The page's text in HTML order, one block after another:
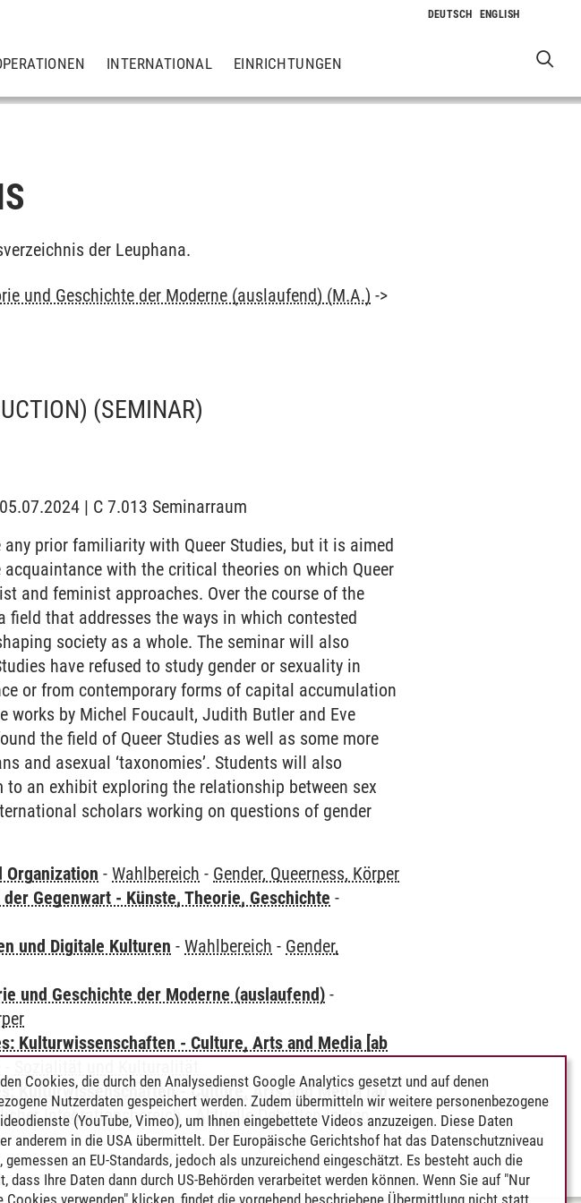
INTERNATIONAL EINRICHTUNGEN
der Leuphana.
und Geschichte der Moderne (auslaufend) (M.A.) ->
(SEMINAR)
| C 7.013 Seminarraum
prior familiarity with Queer Studies, but it is aimed
with the critical theories on which Queer
and feminist approaches. Over the course of the
field that addresses the ways in which contested
society as a whole. The seminar will also
have refused to study gender or sexuality in
or from contemporary forms of capital accumulation
by Michel Foucault, Judith Butler and Eve
the field of Queer Studies as well as some more
and asexual ‘taxonomies’. Students will also
an exhibit exploring the relationship between sex
scholars working on questions of gender
Organization -Wahlbereich - Gender, Queerness, Körper
Gegenwart - Künste, Theorie, Geschichte -
und Digitale Kulturen -Wahlbereich - Gender,
und Geschichte der Moderne (auslaufend) -
Kulturwissenschaften - Culture, Arts and Media [ab
Kulturwissenschaften - Culture, Arts and Media [ab
Integrationsbereich -Aktuelle Debatten in den
Cookies, die durch den Analysedienst Google Analytics gesetzt und auf denen
Nutzerdaten gespeichert werden. Zudem übermitteln wir weitere personenbezogene
(YouTube, Vimeo), um Ihnen eingebettete Videos anzuzeigen. Diese Daten
anderem in die USA übermittelt. Der Europäische Gerichtshof hat das Datenschutzniveau
gemessen an EU-Standards, jedoch als unzureichend eingeschätzt. Es besteht auch die
dass Ihre Daten dann durch US-Behörden verarbeitet werden können. Wenn Sie auf "Nur
Cookies verwenden" klicken, findet die vorgehend beschriebene Übermittlung nicht statt.